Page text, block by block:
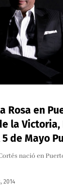
Rosa en
la
de Mayo
nació en
2014